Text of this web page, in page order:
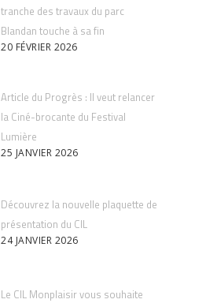
tranche des travaux du parc
Blandan touche à sa fin
20 FÉVRIER 2026
Article du Progrès : Il veut relancer
la Ciné-brocante du Festival
Lumière
25 JANVIER 2026
Découvrez la nouvelle plaquette de
présentation du CIL
24 JANVIER 2026
Le CIL Monplaisir vous souhaite